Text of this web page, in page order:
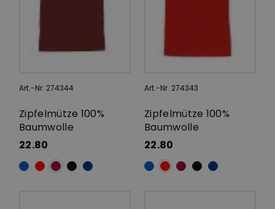
Art.-Nr. 274344
Zipfelmütze 100%
Baumwolle
22.80
Art.-Nr. 274343
Zipfelmütze 100%
Baumwolle
22.80